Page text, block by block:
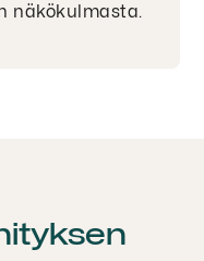
näkökulmasta.